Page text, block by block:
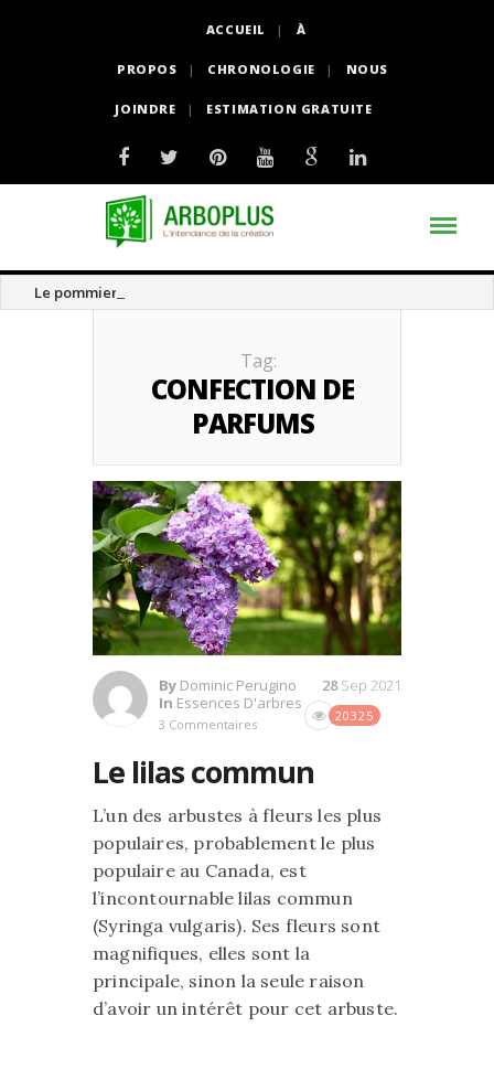
ACCUEIL À
PROPOS CHRONOLOGIE NOUS
JOINDRE ESTIMATION GRATUITE
Le pommier thé
Tag:
CONFECTION DE
PARFUMS
By Dominic Perugino
In Essences D'arbres
3 Commentaires
20325
28Sep 2021
Le lilas commun
L’un des arbustes à fleurs les plus
populaires, probablement le plus
populaire au Canada, est
l’incontournable lilas commun
(Syringa vulgaris). Ses fleurs sont
magnifiques, elles sont la
principale, sinon la seule raison
d’avoir un intérêt pour cet arbuste.